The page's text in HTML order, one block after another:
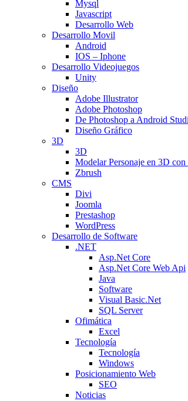
Mysql
Javascript
Desarrollo Web
Desarrollo Movil
Android
IOS – Iphone
Desarrollo Videojuegos
Unity
Diseño
Adobe Illustrator
Adobe Photoshop
De Photoshop a Android
Diseño Gráfico
3D
3D
Modelar Personaje en 3D
Zbrush
CMS
Divi
Joomla
Prestashop
WordPress
Desarrollo de Software
.NET
Asp.Net Core
Asp.Net Core Web Api
Java
Software
Visual Basic.Net
SQL Server
Ofimática
Excel
Tecnología
Tecnología
Windows
Posicionamiento Web
SEO
Noticias